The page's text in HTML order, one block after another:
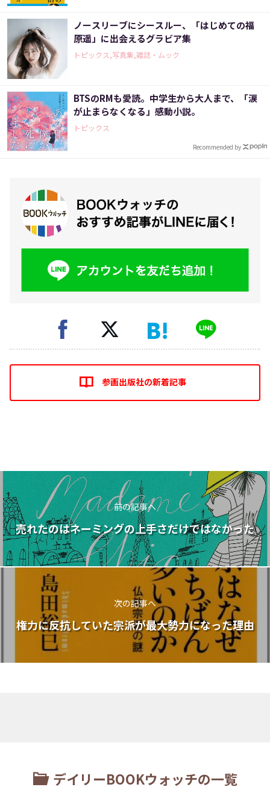
ノースリーブにシースルー、「はじめての福
原遥」に出会えるグラビア集
トピックス,写真集,雑誌・ムック
BTSのRMも愛読。中学生から大人まで、「涙
が止まらなくなる」感動小説。
トピックス
Recommended by
参画出版社の新着記事
前の記事へ
売れたのはネーミングの上手さだけではなかった
次の記事へ
権力に反抗していた宗派が最大勢力になった理由
デイリーBOOKウォッチの一覧